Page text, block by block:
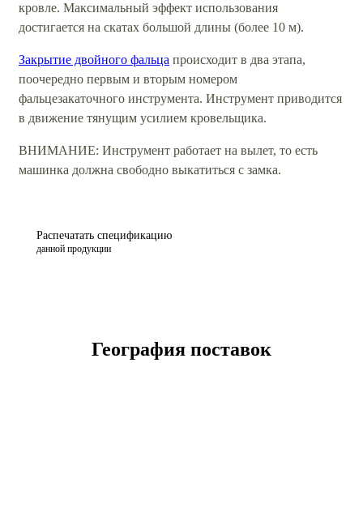
кровле. Максимальный эффект использования
достигается на скатах большой длины (более 10 м).
Закрытие двойного фальца происходит в два этапа,
поочередно первым и вторым номером
фальцезакаточного инструмента. Инструмент приводится
в движение тянущим усилием кровельщика.
ВНИМАНИЕ: Инструмент работает на вылет, то есть
машинка должна свободно выкатиться с замка.
Распечатать спецификацию
данной продукции
География поставок